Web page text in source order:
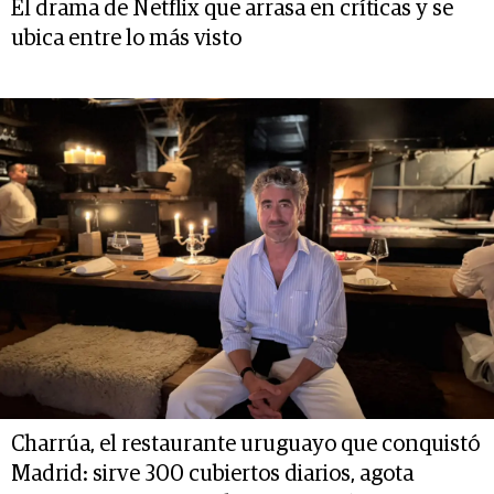
El drama de Netflix que arrasa en críticas y se
ubica entre lo más visto
Charrúa, el restaurante uruguayo que conquistó
Madrid: sirve 300 cubiertos diarios, agota